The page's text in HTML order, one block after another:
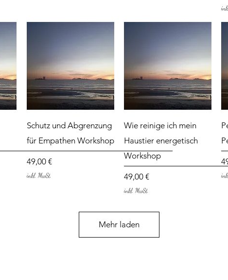
Schnellansicht
Schutz und Abgrenzung
für Empathen Workshop
Preis
49,00 €
inkl. MwSt.
Schnellansicht
Wie reinige ich mein
Haustier energetisch
Workshop
Preis
49,00 €
inkl. MwSt.
Mehr laden